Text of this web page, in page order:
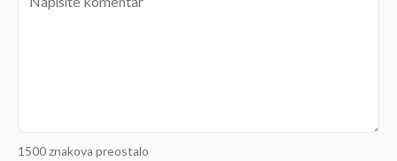
1500 znakova preostalo